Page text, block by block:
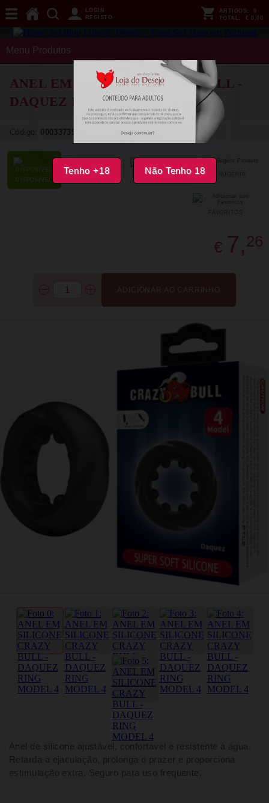
Tenho +18 Não Tenho 18
LOGIN
REGISTO
ARTIGOS:
0
TOTAL: € 0,00
Menu Produtos
ANEL EM SILICONE CRAZY BULL -
DAQUEZ RING MODEL 4
Código: 00033739
DISPONÍVEL
SUGERIR
FAVORITOS
€ 7, 26
ADICIONAR AO CARRINHO
Anel de silicone ajustável, confortável e resistente à água.
Retarda a ejaculação, prolonga o prazer e proporciona
estimulação extra. Seguro para uso frequente.